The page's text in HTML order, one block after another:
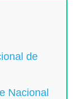
de
Nacional